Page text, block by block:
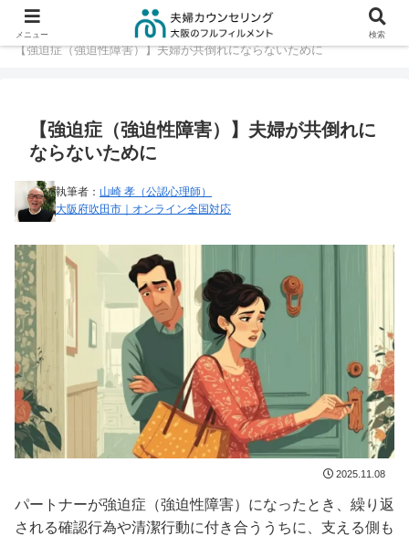
大阪の夫婦カウンセリング TOP
夫婦に起こる問題
【強迫症（強迫性障害）】夫婦が共倒れにならないために
【強迫症（強迫性障害）】夫婦が共倒れに
ならないために
執筆者： 山崎 孝（公認心理師）
大阪府吹田市｜オンライン全国対応
2025.11.08
パートナーが強迫症（強迫性障害）になったとき、繰り返
される確認行為や清潔行動に付き合ううちに、支える側も
メニュー 検索